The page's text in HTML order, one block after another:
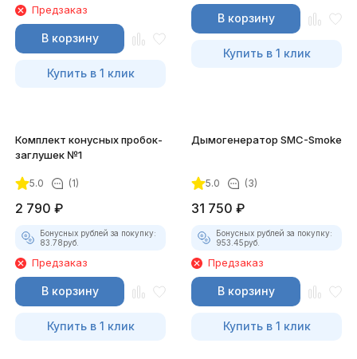
Предзаказ
В корзину
Купить в 1 клик
В корзину
Купить в 1 клик
Комплект конусных пробок-
заглушек №1
5.0 (1)
2 790 ₽
Бонусных рублей за покупку:
83.78руб.
Предзаказ
В корзину
Купить в 1 клик
Дымогенератор SMC-Smoke
5.0 (3)
31 750 ₽
Бонусных рублей за покупку:
953.45руб.
Предзаказ
В корзину
Купить в 1 клик